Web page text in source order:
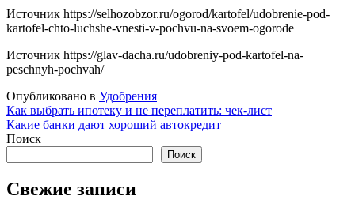
Источник https://selhozobzor.ru/ogorod/kartofel/udobrenie-pod-
kartofel-chto-luchshe-vnesti-v-pochvu-na-svoem-ogorode
Источник https://glav-dacha.ru/udobreniy-pod-kartofel-na-
peschnyh-pochvah/
Опубликовано в Удобрения
Навигация
по
Как выбрать ипотеку и не переплатить: чек-лист
Какие банки дают хороший автокредит
Поиск
Поиск
Свежие записи